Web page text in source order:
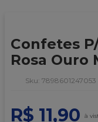
Confetes
Rosa Ouro
: 7898601247053
R$ 11,90
6º
sacola
7º
vabene
granulado
9
caixa kraft